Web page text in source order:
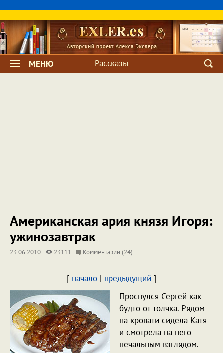
МЕНЮ Рассказы
Американская ария князя Игоря:
ужинозавтрак
23.06.2010 23111 Комментарии (24)
[ начало | предыдущий ]
Проснулся Сергей как
будто от толчка. Рядом
на кровати сидела Катя
и смотрела на него
печальным взглядом.